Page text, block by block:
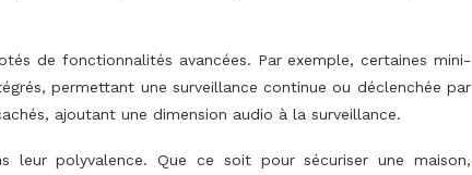
de fonctionnalités avancées. Par exemple, certaines mini-
permettant une surveillance continue ou déclenchée par
ajoutant une dimension audio à la surveillance.
leur polyvalence. Que ce soit pour sécuriser une maison,